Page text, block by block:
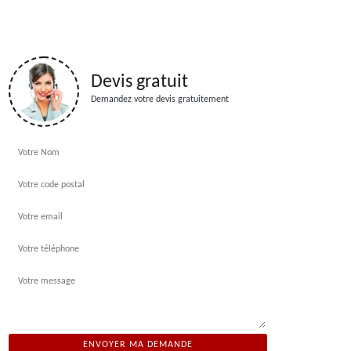
Devis gratuit
Demandez votre devis gratuitement